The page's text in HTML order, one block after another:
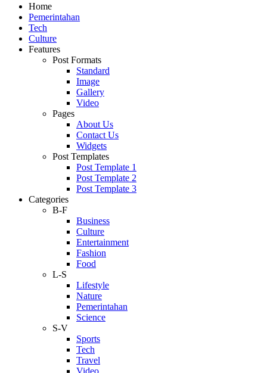
Home
Pemerintahan
Tech
Culture
Features
Post Formats
Standard
Image
Gallery
Video
Pages
About Us
Contact Us
Widgets
Post Templates
Post Template 1
Post Template 2
Post Template 3
Categories
B-F
Business
Culture
Entertainment
Fashion
Food
L-S
Lifestyle
Nature
Pemerintahan
Science
S-V
Sports
Tech
Travel
Video